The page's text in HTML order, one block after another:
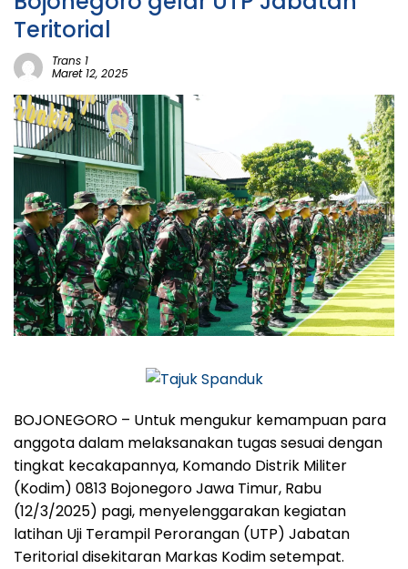
Teritorial
Trans 1
Maret 12, 2025
BOJONEGORO – Untuk mengukur kemampuan para
anggota dalam melaksanakan tugas sesuai dengan
tingkat kecakapannya, Komando Distrik Militer
(Kodim) 0813 Bojonegoro Jawa Timur, Rabu
(12/3/2025) pagi, menyelenggarakan kegiatan
latihan Uji Terampil Perorangan (UTP) Jabatan
Teritorial disekitaran Markas Kodim setempat.